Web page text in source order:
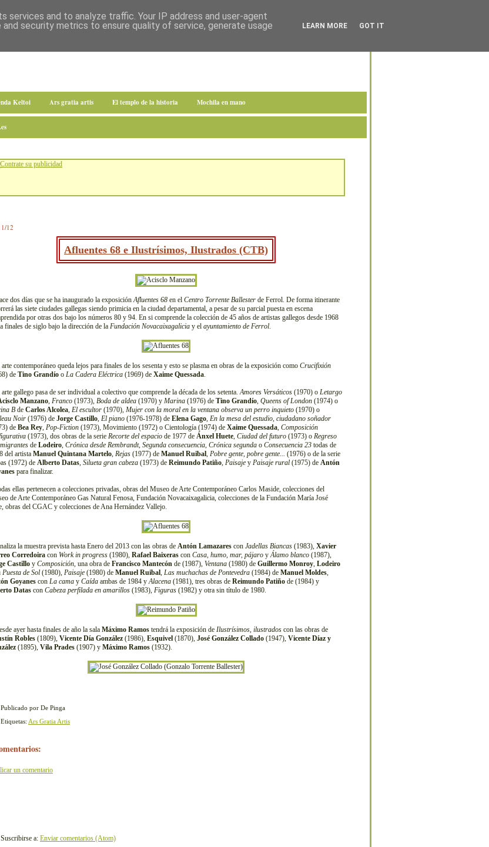
Keltoi Ars gratia artis El templo de la historia Mochila en mano
12
Afluentes 68 e Ilustrísimos, Ilustrados (CTB)
dos días que se ha inaugurado la exposiciónAfluentes 68 en el Centro Torrente Ballester de Ferrol. De forma itinerante
las siete ciudades gallegas siendo primicia en la ciudad departamental, a pesar de su parcial puesta en escena
por otras dos bajo los números 80 y 94. En si comprende la colección de 45 años de artistas gallegos desde 1968
finales de siglo bajo la dirección de la Fundación Novacaixagalicia y el ayuntamiento de Ferrol.
contemporáneo queda lejos para finales de los sesenta y esto se plasma en obras de la exposición como Crucifixión
de Tino Grandío o La Cadera Eléctrica (1969) de Xaime Quessada.
gallego pasa de ser individual a colectivo que comprende la década de los setenta.Amores Versáticos (1970) o Letargo
Manzano, Franco (1973), Boda de aldea (1970) y Marina (1976) de Tino Grandío, Queens of London (1974) o
B de Carlos Alcolea, El escultor (1970), Mujer con la moral en la ventana observa un perro inquieto (1970) o
Noir (1976) de Jorge Castillo, El piano (1976-1978) de Elena Gago, En la mesa del estudio, ciudadano soñador
de Bea Rey, Pop-Fiction (1973), Movimiento (1972) o Cientología (1974) de Xaime Quessada, Composición
(1973), dos obras de la serie Recorte del espacio de 1977 de Ánxel Huete, Ciudad del futuro (1973) o Regreso
de Lodeiro, Crónica desde Rembrandt, Segunda consecuencia, Crónica segunda o Consecuencia 23 todas de
del artista Manuel Quintana Martelo, Rejas (1977) de Manuel Ruibal, Pobre gente, pobre gente... (1976) o de la serie
(1972) de Alberto Datas, Silueta gran cabeza (1973) de Reimundo Patiño, Paisaje y Paisaje rural (1975) de Antón
para finalizar.
ellas pertenecen a colecciones privadas, obras del Museo de Arte Contemporáneo Carlos Maside, colecciones del
de Arte Contemporáneo Gas Natural Fenosa, Fundación Novacaixagalicia, colecciones de la Fundación María José
obras del CGAC y colecciones de Ana Hernández Vallejo.
la muestra prevista hasta Enero del 2013 con las obras de Antón Lamazares con Jadellas Biancas (1983), Xavier
Corredoira con Work in progress (1980), Rafael Baixeras con Casa, humo, mar, pájaro yÁlamo blanco (1987),
Castillo y Composición, una obra de Francisco Mantecón de (1987), Ventana (1980) de Guillermo Monroy, Lodeiro
Puesta de Sol (1980), Paisaje (1980) de Manuel Ruibal, Las muchachas de Pontevedra (1984) de Manuel Moldes,
Goyanes con La cama y Caída ambas de 1984 yAlacena (1981), tres obras de Reimundo Patiño de (1984) y
Datas con Cabeza perfilada en amarillos (1983), Figuras (1982) y otra sin título de 1980.
ayer hasta finales de año la sala Máximo Ramos tendrá la exposición de Ilustrísimos, ilustrados con las obras de
Robles (1809), Vicente Día González (1986), Esquivel (1870), José González Collado (1947), Vicente Díaz y
(1895), Vila Prades (1907) y Máximo Ramos (1932).
Publicado por De Pinga
Etiquetas: Ars Gratia Artis
un comentario
Suscribirse a: Enviar comentarios (Atom)
services and to analyze traffic. Your IP address and user-agent
security metrics to ensure quality of service, generate usage
LEARN MORE GOT IT